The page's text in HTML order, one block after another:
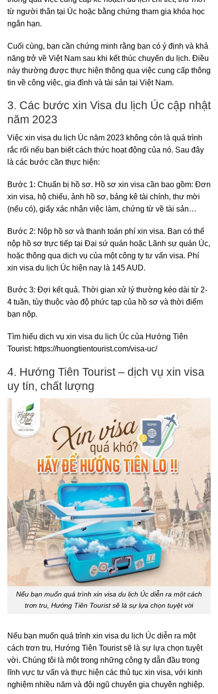
từ người thân tại Úc hoặc bằng chứng tham gia khóa học
ngắn hạn.
Cuối cùng, bạn cần chứng minh rằng bạn có ý định và khả
năng trở về Việt Nam sau khi kết thúc chuyến du lịch. Điều
này thường được thực hiện thông qua việc cung cấp thông
tin về công việc, gia đình và tài sản tại Việt Nam.
3. Các bước xin Visa du lịch Úc cập nhật
năm 2023
Việc xin visa du lịch Úc năm 2023 không còn là quá trình
rắc rối nếu bạn biết cách thức hoạt động của nó. Sau đây
là các bước cần thực hiện:
Bước 1: Chuẩn bị hồ sơ. Hồ sơ xin visa cần bao gồm: Đơn
xin visa, hộ chiếu, ảnh hồ sơ, bảng kê tài chính, thư mời
(nếu có), giấy xác nhận việc làm, chứng từ về tài sản…
Bước 2: Nộp hồ sơ và thanh toán phí xin visa. Bạn có thể
nộp hồ sơ trực tiếp tại Đại sứ quán hoặc Lãnh sự quán Úc,
hoặc thông qua dịch vụ của một công ty tư vấn visa. Phí
xin visa du lịch Úc hiện nay là 145 AUD.
Bước 3: Đợi kết quả. Thời gian xử lý thường kéo dài từ 2-
4 tuần, tùy thuộc vào độ phức tạp của hồ sơ và thời điểm
bạn nộp.
Tìm hiểu dịch vụ xin visa du lịch Úc của Hướng Tiên
Tourist: https://huongtientourist.com/visa-uc/
4. Hướng Tiên Tourist – dịch vụ xin visa
uy tín, chất lượng
Nếu bạn muốn quá trình xin visa du lịch Úc diễn ra một cách
trơn tru, Hướng Tiên Tourist sẽ là sự lựa chọn tuyệt vời
Nếu bạn muốn quá trình xin visa du lịch Úc diễn ra một
cách trơn tru, Hướng Tiên Tourist sẽ là sự lựa chọn tuyệt
vời. Chúng tôi là một trong những công ty dẫn đầu trong
lĩnh vực tư vấn và thực hiện các thủ tục xin visa, với kinh
nghiệm nhiều năm và đội ngũ chuyên gia chuyên nghiệp.